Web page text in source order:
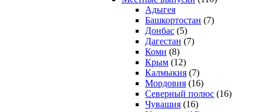
Адыгея
Башкортостан (7)
Донбас (5)
Дагестан (7)
Коми (8)
Крым (12)
Калмыкия (7)
Мордовия (16)
Северный полюс (16)
Чувашия (16)